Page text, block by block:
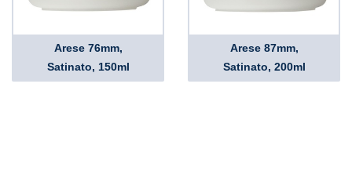
Arese 76mm,
Satinato, 150ml
Arese 87mm,
Satinato, 200ml